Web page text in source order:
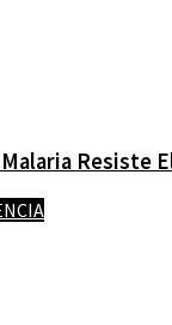
Resiste